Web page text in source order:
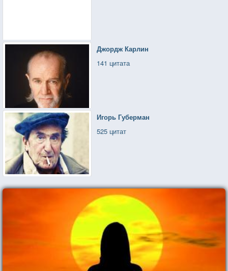
Джордж Карлин
141 цитата
Игорь Губерман
525 цитат